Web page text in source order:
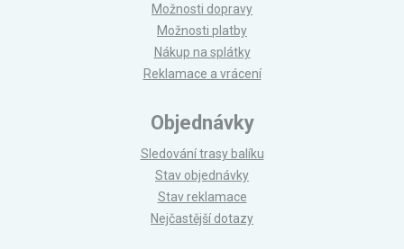
Možnosti dopravy
Možnosti platby
Nákup na splátky
Reklamace a vrácení
Objednávky
Sledování trasy balíku
Stav objednávky
Stav reklamace
Nejčastější dotazy